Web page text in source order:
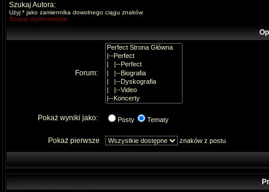
Szukaj Autora:
Użyj * jako zamiennika dowolnego ciągu znaków
Szukaj użytkowników
Forum:
Pokaż wyniki jako: Posty Tematy
Pokaż pierwsze znaków z postu